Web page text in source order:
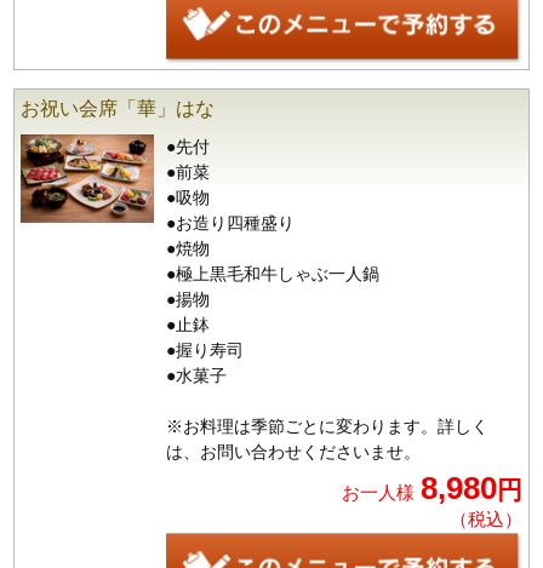
お祝い会席「華」はな
●先付
●前菜
●吸物
●お造り四種盛り
●焼物
●極上黒毛和牛しゃぶ一人鍋
●揚物
●止鉢
●握り寿司
●水菓子
※お料理は季節ごとに変わります。詳しく
は、お問い合わせくださいませ。
お一人様 8,980円
（税込）